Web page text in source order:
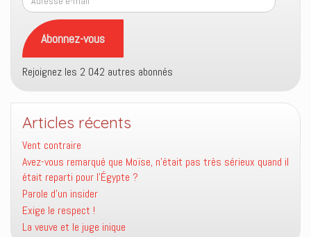
e-
mail
Abonnez-vous
Rejoignez les 2 042 autres abonnés
Articles récents
Vent contraire
Avez-vous remarqué que Moïse, n’était pas très sérieux quand il
était reparti pour l’Égypte ?
Parole d’un insider
Exige le respect !
La veuve et le juge inique